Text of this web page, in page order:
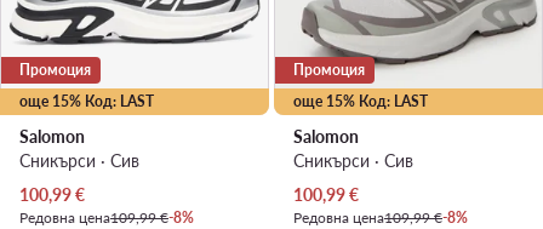
още 15% Код: LAST
Промоция
Salomon
Сникърси · Сив
Актуална цена
100,99€
Редовна цена109,99 €-8%
още 15% Код: LAST
Промоция
Salomon
Сникърси · Сив
Актуална цена
100,99€
Редовна цена109,99 €-8%